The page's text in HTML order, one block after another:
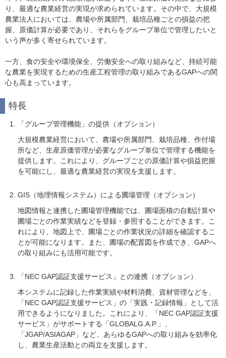
り、最適な農業経営の実現が求められています。その中で、大規模
農業法人においては、農場や所属部門、栽培品種ごとの損益の把
握、原価計算が必要であり、それらをグループ単位で管理したいと
いう声が多く寄せられています。
一方、食の安全や環境保全、労働安全への取り組みなど、持続可能
な農業を実現するための生産工程管理の取り組みであるGAPへの関
心も高まっています。
特長
「グループ管理機能」の提供（オプション）
大規模農業経営において、農場や所属部門、栽培品種、作付場
所など、生産原価管理が必要なグループ単位で管理する機能を
提供します。これにより、グループごとの原価計算や損益把握
を可能にし、最適な農業経営の実現を支援します。
GIS（地理情報システム）による圃場管理（オプション）
地図情報と連携した圃場管理機能では、圃場面積の自動計算や
圃場ごとの作業実績などを登録・参照することができます。こ
れにより、地図上で、圃場ごとの作業状況の詳細を確認するこ
とが可能になります。また、圃場の配置図を作成でき、GAPへ
の取り組みにも活用可能です。
「NEC GAP認証支援サービス」との連携（オプション）
本システムに記録した作業実績や材料消費、資材管理などを、
「NEC GAP認証支援サービス」の「実践・記録情報」として活
用できるようになりました。これにより、「NEC GAP認証支援
サービス」がサポートする「GLOBALG.A.P.」、
「JGAP/ASIAGAP」など、あらゆるGAPへの取り組みを効率化
し、農業生産活動との両立を支援します。